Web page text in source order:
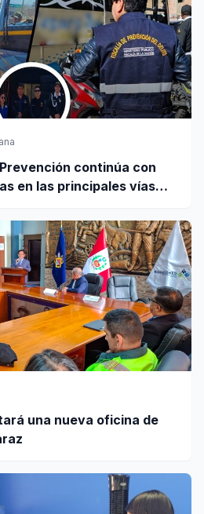
continúa con
en las principales vías
una nueva oficina de